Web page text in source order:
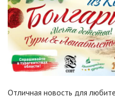
Отличная новость для